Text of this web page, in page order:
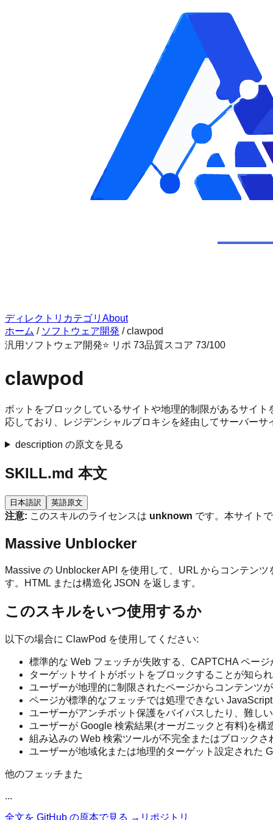
ディレクトリ カテゴリ About
ホーム / ソフトウェア開発 /clawpod
汎用 ソフトウェア開発⭐ リポ 73品質スコア 73/100
clawpod
ボットをブロックしているサイトや地理的制限があるサイ
応しており、レジデンシャルプロキシを経由してサーバー
description の原文を見る
SKILL.md 本文
日本語訳 英語原文
注意: このスキルのライセンスは unknown です。本サイト
Massive Unblocker
Massive の Unblocker API を使用して、URL からコンテン
す。HTML または構造化 JSON を返します。
このスキルをいつ使用するか
以下の場合に ClawPod を使用してください:
標準的な Web フェッチが失敗する、CAPTCHA ペー
ターゲットサイトがボットをブロックすることが知ら
ユーザーが地理的に制限されたページからコンテンツ
ページが標準的なフェッチでは処理できない
ユーザーがアンチボット保護をバイパスしたり、難し
ユーザーが Google 検索結果(オーガニックと有料)を構
組み込みの Web 検索ツールが不完全またはブロックさ
ユーザーが地域化または地理的ターゲット設定された
他のフェッチまた
...
全文を GitHub の原本で見る → リポジトリ